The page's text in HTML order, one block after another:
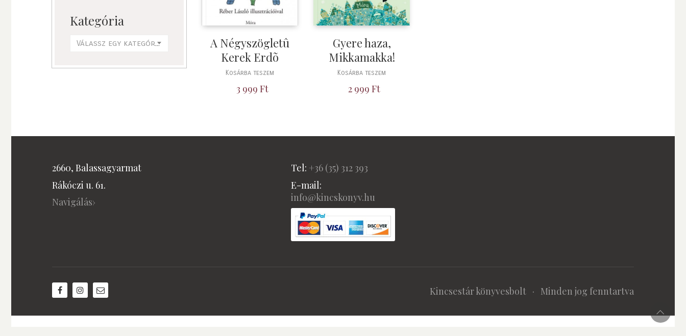
A Négyszögletû
Kerek Erdõ
Kosárba teszem
3 999 Ft
Gyere haza,
Mikkamakka!
Kosárba teszem
2 999Ft
Kategória
Válassz egy kategóriát
2660, Balassagyarmat
Rákóczi u. 61.
Navigálás›
Tel: +36 (35) 312 393
E-mail:
info@kincskonyv.hu
Kincsestár könyvesbolt · Minden jog fenntartva